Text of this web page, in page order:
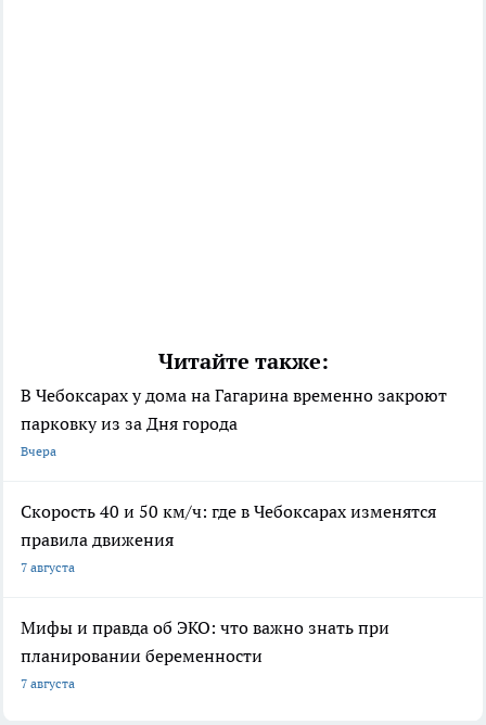
Читайте также:
В Чебоксарах у дома на Гагарина временно закроют
парковку из за Дня города
Вчера
Скорость 40 и 50 км/ч: где в Чебоксарах изменятся
правила движения
7 августа
Мифы и правда об ЭКО: что важно знать при
планировании беременности
7 августа